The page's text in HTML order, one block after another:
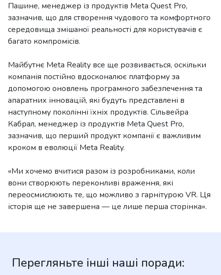
Пашине, менеджер із продуктів Meta Quest Pro,
зазначив, що для створення чудового та комфортного
середовища змішаної реальності для користувачів є
багато компромісів.
Майбутнє Meta Reality все ще розвивається, оскільки
компанія постійно вдосконалює платформу за
допомогою оновлень програмного забезпечення та
апаратних інновацій, які будуть представлені в
наступному поколінні їхніх продуктів. Сільвейра
Кабрал, менеджер із продуктів Meta Quest Pro,
зазначив, що перший продукт компанії є важливим
кроком в еволюції Meta Reality.
«Ми хочемо вчитися разом із розробниками, коли
вони створюють переконливі враження, які
переосмислюють те, що можливо з гарнітурою VR. Ця
історія ще не завершена — це лише перша сторінка».
Перегляньте інші наші поради: